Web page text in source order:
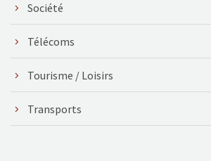
Société
Télécoms
Tourisme / Loisirs
Transports